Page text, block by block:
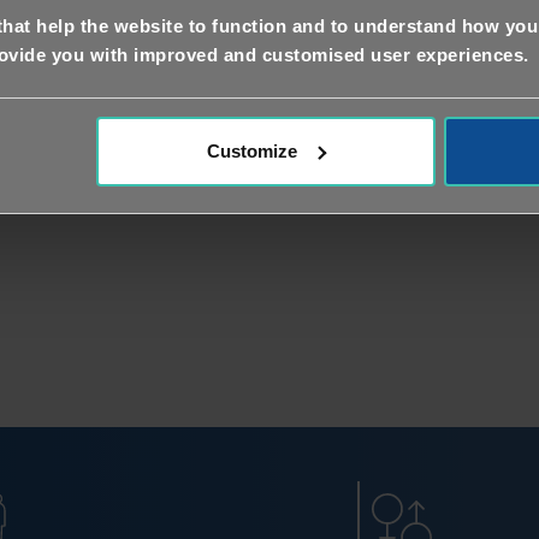
help the website to function and to understand how
you with improved and customised user experiences.
Customize
con los criterios de elegibilidad y puede
de investigación puede determinar si usted reúne